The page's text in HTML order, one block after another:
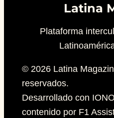
Latina
Plataforma
© 2026 Latina
reservados.
Desarrollado con
contenido por F1